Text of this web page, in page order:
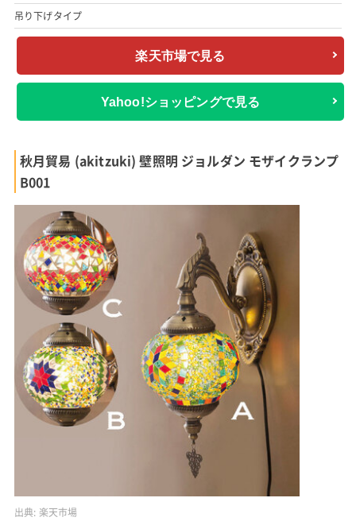
吊り下げタイプ
楽天市場で見る
Yahoo!ショッピングで見る
秋月貿易 (akitzuki) 壁照明 ジョルダン モザイクランプ
B001
出典: 楽天市場